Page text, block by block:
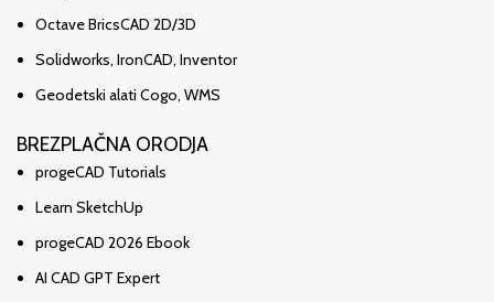
Octave BricsCAD 2D/3D
Solidworks, IronCAD, Inventor
Geodetski alati Cogo, WMS
BREZPLAČNA ORODJA
progeCAD Tutorials
Learn SketchUp
progeCAD 2026 Ebook
AI CAD GPT Expert